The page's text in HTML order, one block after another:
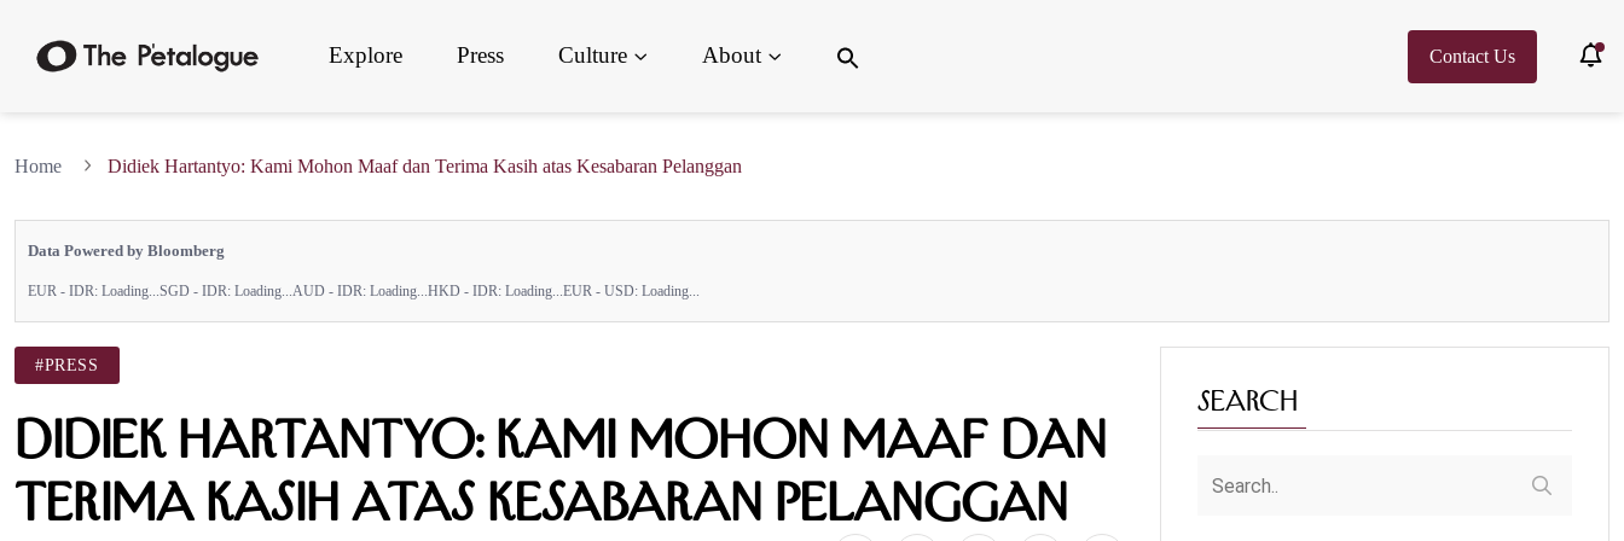
Explore Press Culture About Contact Us
Home Didiek Hartantyo: Kami Mohon Maaf dan Terima Kasih atas Kesabaran Pelanggan
Data Powered by Bloomberg
EUR - IDR: Loading...SGD - IDR: Loading...AUD - IDR: Loading...HKD - IDR: Loading...EUR - USD: Loading...
#PRESS
Didiek Hartantyo: Kami Mohon Maaf dan
Terima Kasih atas Kesabaran Pelanggan
Search